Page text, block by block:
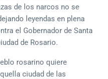
de los narcos no se
leyendas en plena
el Gobernador de Santa
de Rosario.
rosarino quiere
ciudad de las